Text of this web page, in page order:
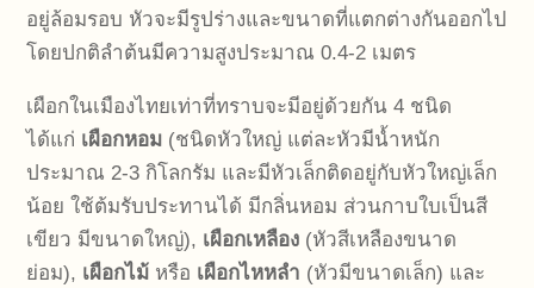
อยู่ล้อมรอบ หัวจะมีรูปร่างและขนาดที่แตกต่างกันออกไป
โดยปกติลำต้นมีความสูงประมาณ 0.4-2 เมตร
เผือกในเมืองไทยเท่าที่ทราบจะมีอยู่ด้วยกัน 4 ชนิด
ได้แก่ เผือกหอม (ชนิดหัวใหญ่ แต่ละหัวมีน้ำหนัก
ประมาณ 2-3 กิโลกรัม และมีหัวเล็กติดอยู่กับหัวใหญ่เล็ก
น้อย ใช้ต้มรับประทานได้ มีกลิ่นหอม ส่วนกาบใบเป็นสี
เขียว มีขนาดใหญ่), เผือกเหลือง (หัวสีเหลืองขนาด
ย่อม), เผือกไม้ หรือ เผือกไหหลำ (หัวมีขนาดเล็ก) และ